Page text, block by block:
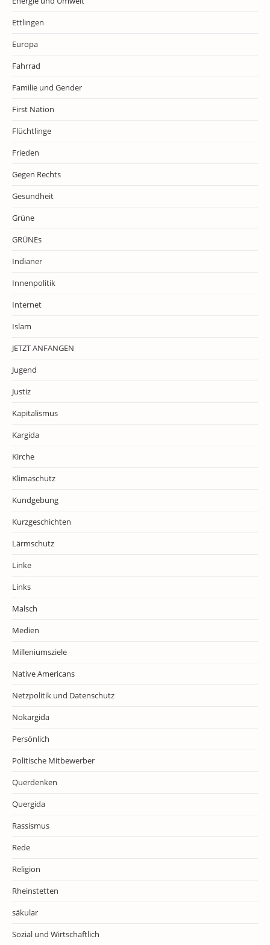
Ettlingen
Europa
Fahrrad
Familie und Gender
First Nation
Flüchtlinge
Frieden
Gegen Rechts
Gesundheit
Grüne
GRÜNEs
Indianer
Innenpolitik
Internet
Islam
JETZT ANFANGEN
Jugend
Justiz
Kapitalismus
Kargida
Kirche
Klimaschutz
Kundgebung
Kurzgeschichten
Lärmschutz
Linke
Links
Malsch
Medien
Milleniumsziele
Native Americans
Netzpolitik und Datenschutz
Nokargida
Persönlich
Politische Mitbewerber
Querdenken
Quergida
Rassismus
Rede
Religion
Rheinstetten
säkular
Sozial und Wirtschaftlich